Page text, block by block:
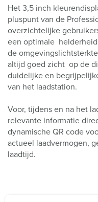
Het 3,5 inch
pluspunt van de
overzichtelijke
een optimale helderheid
de
altijd goed zicht op de
duidelijke en
van het laadstation.
Voor, tijdens en na het
relevante informatie
dynamische QR code
actueel laadvermogen,
laadtijd.